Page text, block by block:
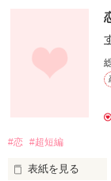
これから精いっ
ストーリー性の
すかにゃんです！
小説を作っちゃい
ジャンルは様々。
#恋 #超短編
表紙を見る